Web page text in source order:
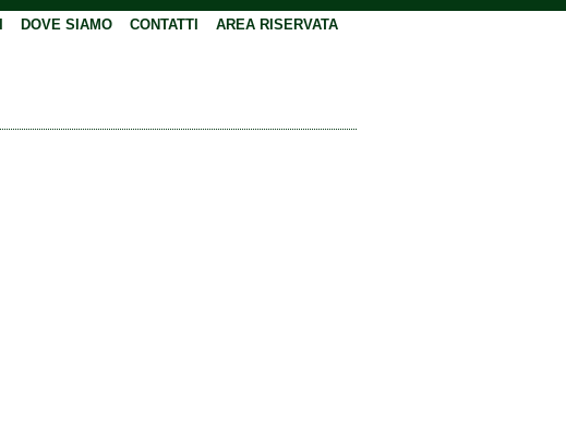
DOVE SIAMO CONTATTI AREA RISERVATA